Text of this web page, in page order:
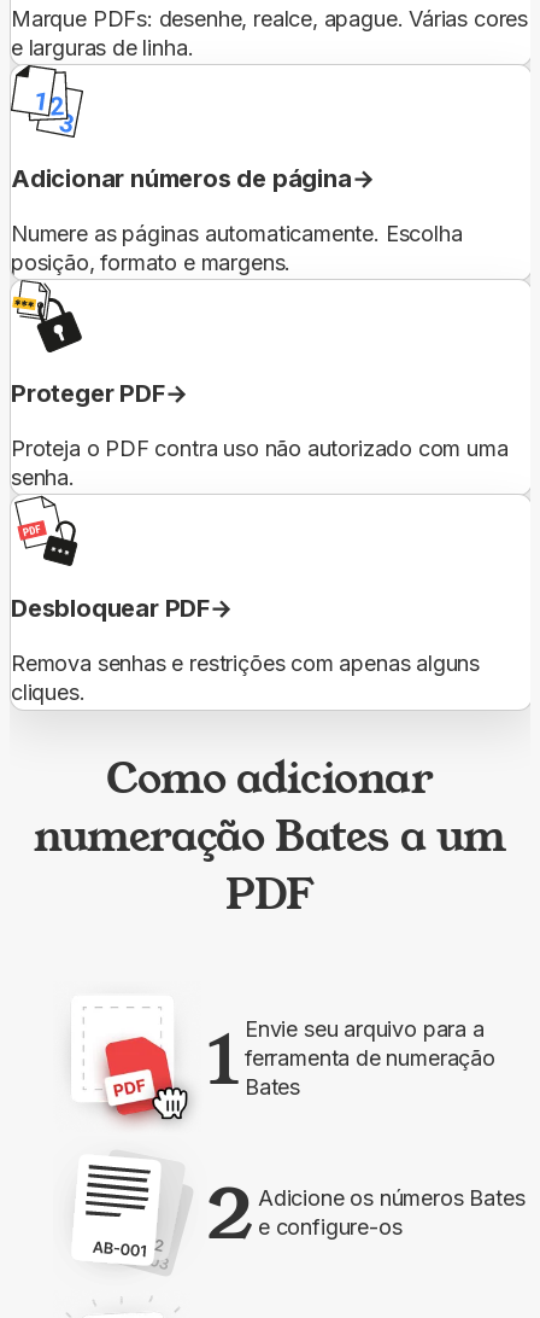
Marque PDFs: desenhe, realce, apague. Várias cores
e larguras de linha.
Adicionar números de página
Numere as páginas automaticamente. Escolha
posição, formato e margens.
Proteger PDF
Proteja o PDF contra uso não autorizado com uma
senha.
Desbloquear PDF
Remova senhas e restrições com apenas alguns
cliques.
Como adicionar
numeração Bates a um
PDF
1 Envie seu arquivo para a
ferramenta de numeração
Bates
2 Adicione os números Bates
e configure-os